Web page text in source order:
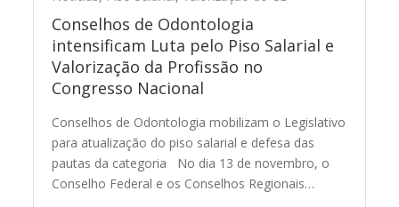
Conselhos de Odontologia
intensificam Luta pelo Piso Salarial e
Valorização da Profissão no
Congresso Nacional
Conselhos de Odontologia mobilizam o Legislativo
para atualização do piso salarial e defesa das
pautas da categoria No dia 13 de novembro, o
Conselho Federal e os Conselhos Regionais…